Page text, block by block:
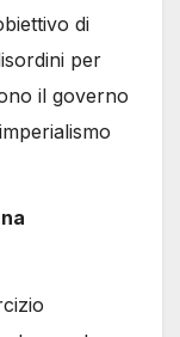
di
per
il governo